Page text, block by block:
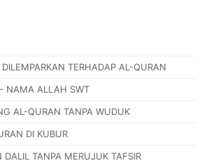
TERHADAP AL-QURAN
NAMA ALLAH SWT
AL-QURAN TANPA WUDUK
DI KUBUR
DALIL TANPA MERUJUK TAFSIR